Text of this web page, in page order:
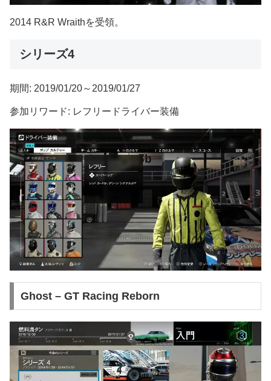
2014 R&R Wraithを受領。
シリーズ4
期間: 2019/01/20～2019/01/27
参加リワード: レフリードライバー装備
Ghost – GT Racing Reborn